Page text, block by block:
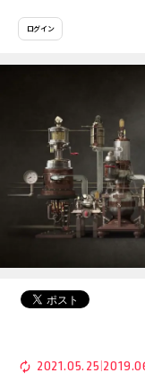
ログイン
2021.05.25